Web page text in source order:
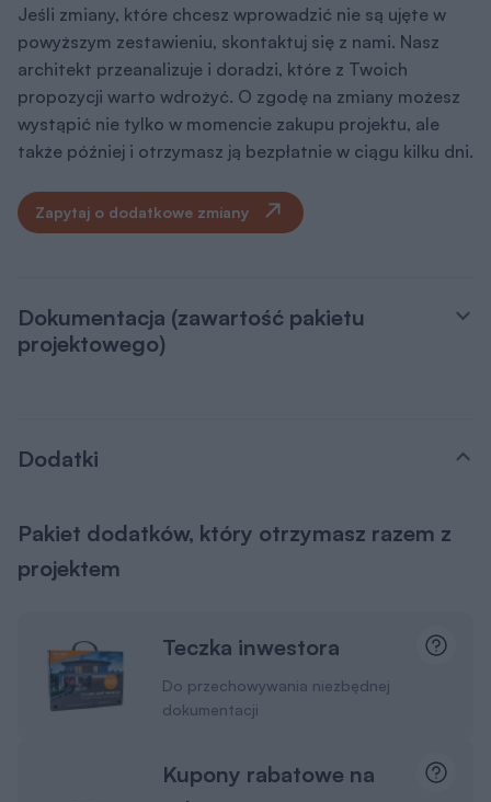
Jeśli zmiany, które chcesz wprowadzić nie są ujęte w
powyższym zestawieniu, skontaktuj się z nami. Nasz
architekt przeanalizuje i doradzi, które z Twoich
propozycji warto wdrożyć. O zgodę na zmiany możesz
wystąpić nie tylko w momencie zakupu projektu, ale
także później i otrzymasz ją bezpłatnie w ciągu kilku dni.
Zapytaj o dodatkowe zmiany
Dokumentacja (zawartość pakietu
projektowego)
Dodatki
Pakiet dodatków, który otrzymasz razem z
projektem
Teczka inwestora
Do przechowywania niezbędnej
dokumentacji
Kupony rabatowe na